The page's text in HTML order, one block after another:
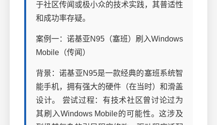
于社区传闻或极小众的技术实践，其普适性
和成功率存疑。
案例一：诺基亚N95（塞班）刷入Windows
Mobile（传闻）
背景：诺基亚N95是一款经典的塞班系统智
能手机，拥有强大的硬件（在当时）和滑盖
设计。 尝试过程：有技术社区曾讨论过为
其刷入Windows Mobile的可能性。这涉及